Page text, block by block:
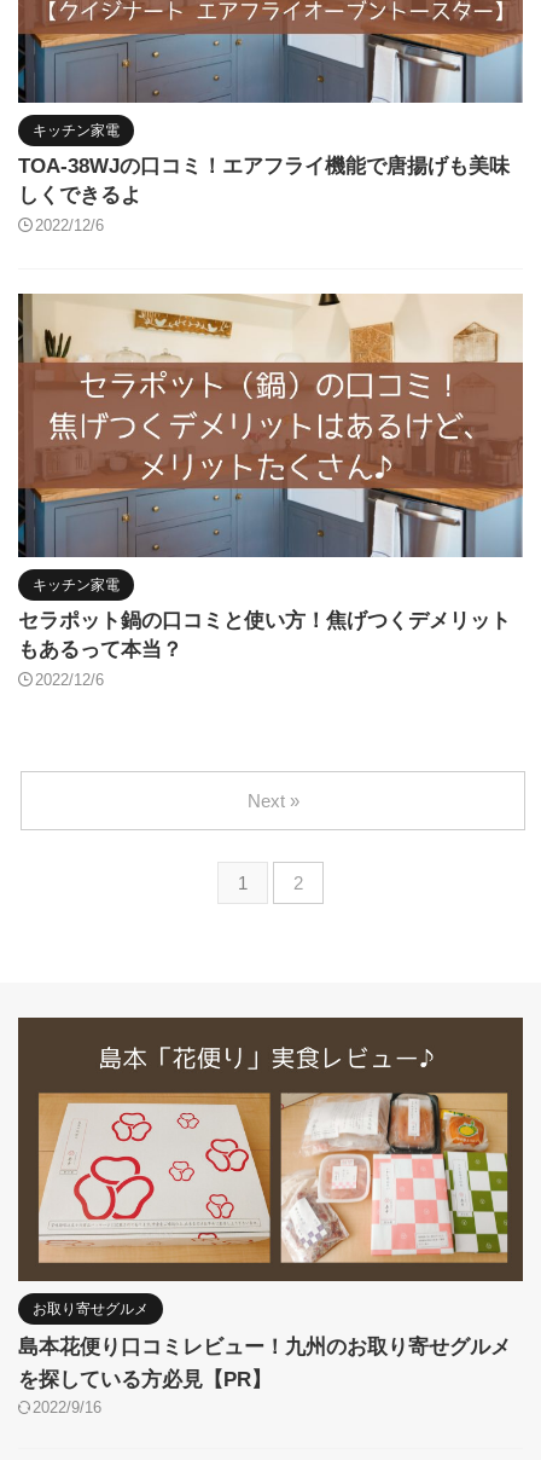
キッチン家電
TOA-38WJの口コミ！エアフライ機能で唐揚げも美味
しくできるよ
2022/12/6
キッチン家電
セラポット鍋の口コミと使い方！焦げつくデメリット
もあるって本当？
2022/12/6
1 2
Next »
お取り寄せグルメ
島本花便り口コミレビュー！九州のお取り寄せグルメ
を探している方必見【PR】
2022/9/16